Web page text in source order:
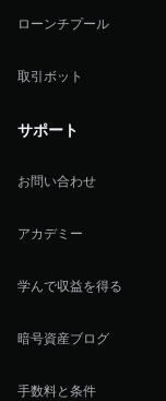
ローンチプール
取引ボット
サポート
お問い合わせ
アカデミー
学んで収益を得る
暗号資産ブログ
手数料と条件